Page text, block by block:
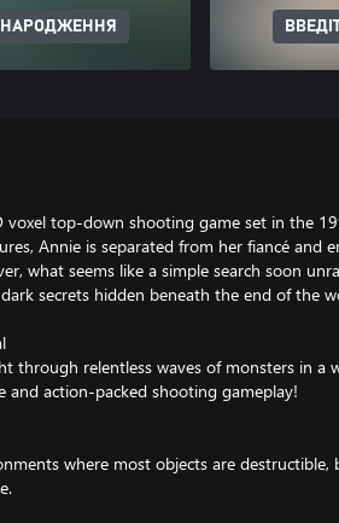
НАРОДЖЕННЯ
voxel top-down shooting game set in the
Annie is separated from her fiancé and
what seems like a simple search soon
secrets hidden beneath the end of the
through relentless waves of monsters in a
and action-packed shooting gameplay!
where most objects are